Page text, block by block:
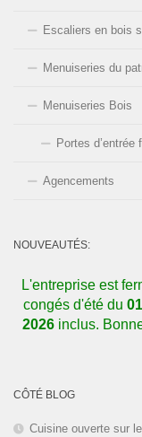
Escaliers en bois
Menuiseries du
Menuiseries Bois
Portes
Agencements
NOUVEAUTÉS:
Nos dernières
L'entreprise est
congés d'été du
2026inclus.
CÔTÉ BLOG
Cuisine ouverte sur